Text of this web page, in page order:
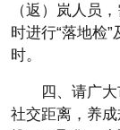
（返）岚人员
时进行“落地检
时。
四、请广
社交距离，养